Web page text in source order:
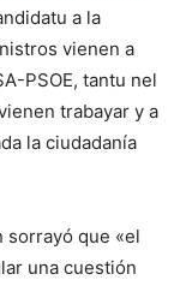
a la
vienen a
PSOE, tantu nel
trabayar y a
la ciudadanía
sorrayó que «el
una cuestión